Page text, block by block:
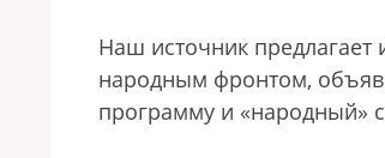
Наш источник
народным фронтом,
программу и «народный»